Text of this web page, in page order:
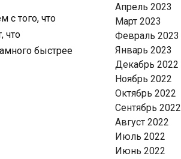
с того, что
что
быстрее
Апрель 2023
Март 2023
Февраль 2023
Январь 2023
Декабрь 2022
Ноябрь 2022
Октябрь 2022
Сентябрь 2022
Август 2022
Июль 2022
Июнь 2022